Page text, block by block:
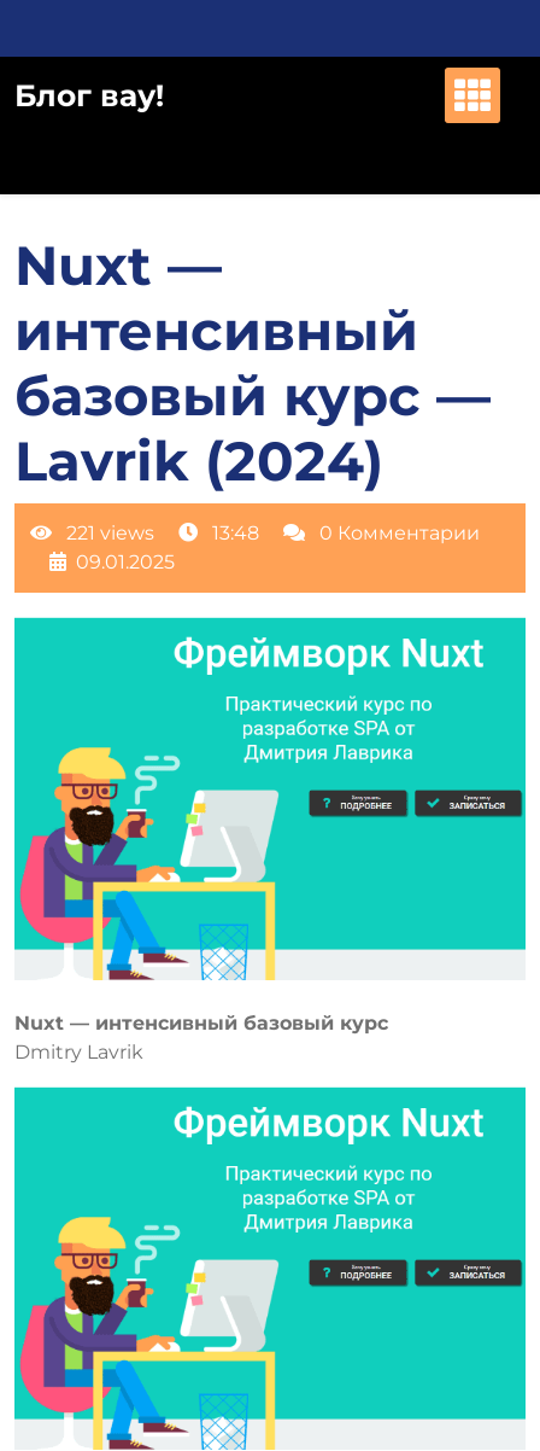
Блог вау!
Nuxt —
интенсивный
базовый курс —
Lavrik (2024)
221 views 13:48
0 Комментарии
09.01.2025
Nuxt — интенсивный базовый курс
Dmitry Lavrik